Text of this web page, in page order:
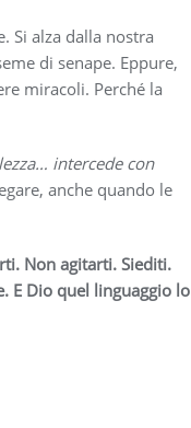
Si alza dalla nostra
di senape. Eppure,
miracoli. Perché la
intercede con
anche quando le
Non agitarti. Siediti.
E Dio quel linguaggio lo